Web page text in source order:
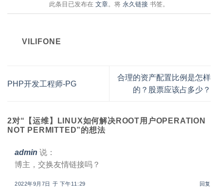
此条目已发布在 文章。将 永久链接 书签。
VILIFONE
PHP开发工程师-PG
合理的资产配置比例是怎样
的？股票应该占多少？
2对“ 【运维】LINUX如何解决ROOT用户OPERATION
NOT PERMITTED”的想法
admin 说：
博主，交换友情链接吗？
2022年9月7日 于 下午11:29 回复